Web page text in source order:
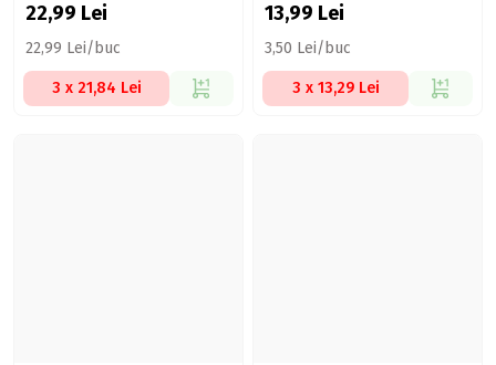
22,99 Lei
22,99 Lei/buc
3 x 21,84 Lei
13,99 Lei
3,50 Lei/buc
3 x 13,29 Lei